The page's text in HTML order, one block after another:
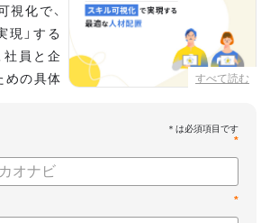
すべて読む
視化で、
」する
社員と企
めの具体
要因と悪影響
材配置のメリット
*
*